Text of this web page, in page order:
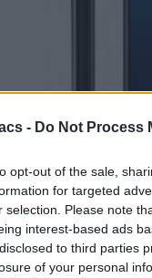
- Do Not Process
opt-out of the sale,
for targeted
selection. Please note
interest-based ads
to third parties
of your personal